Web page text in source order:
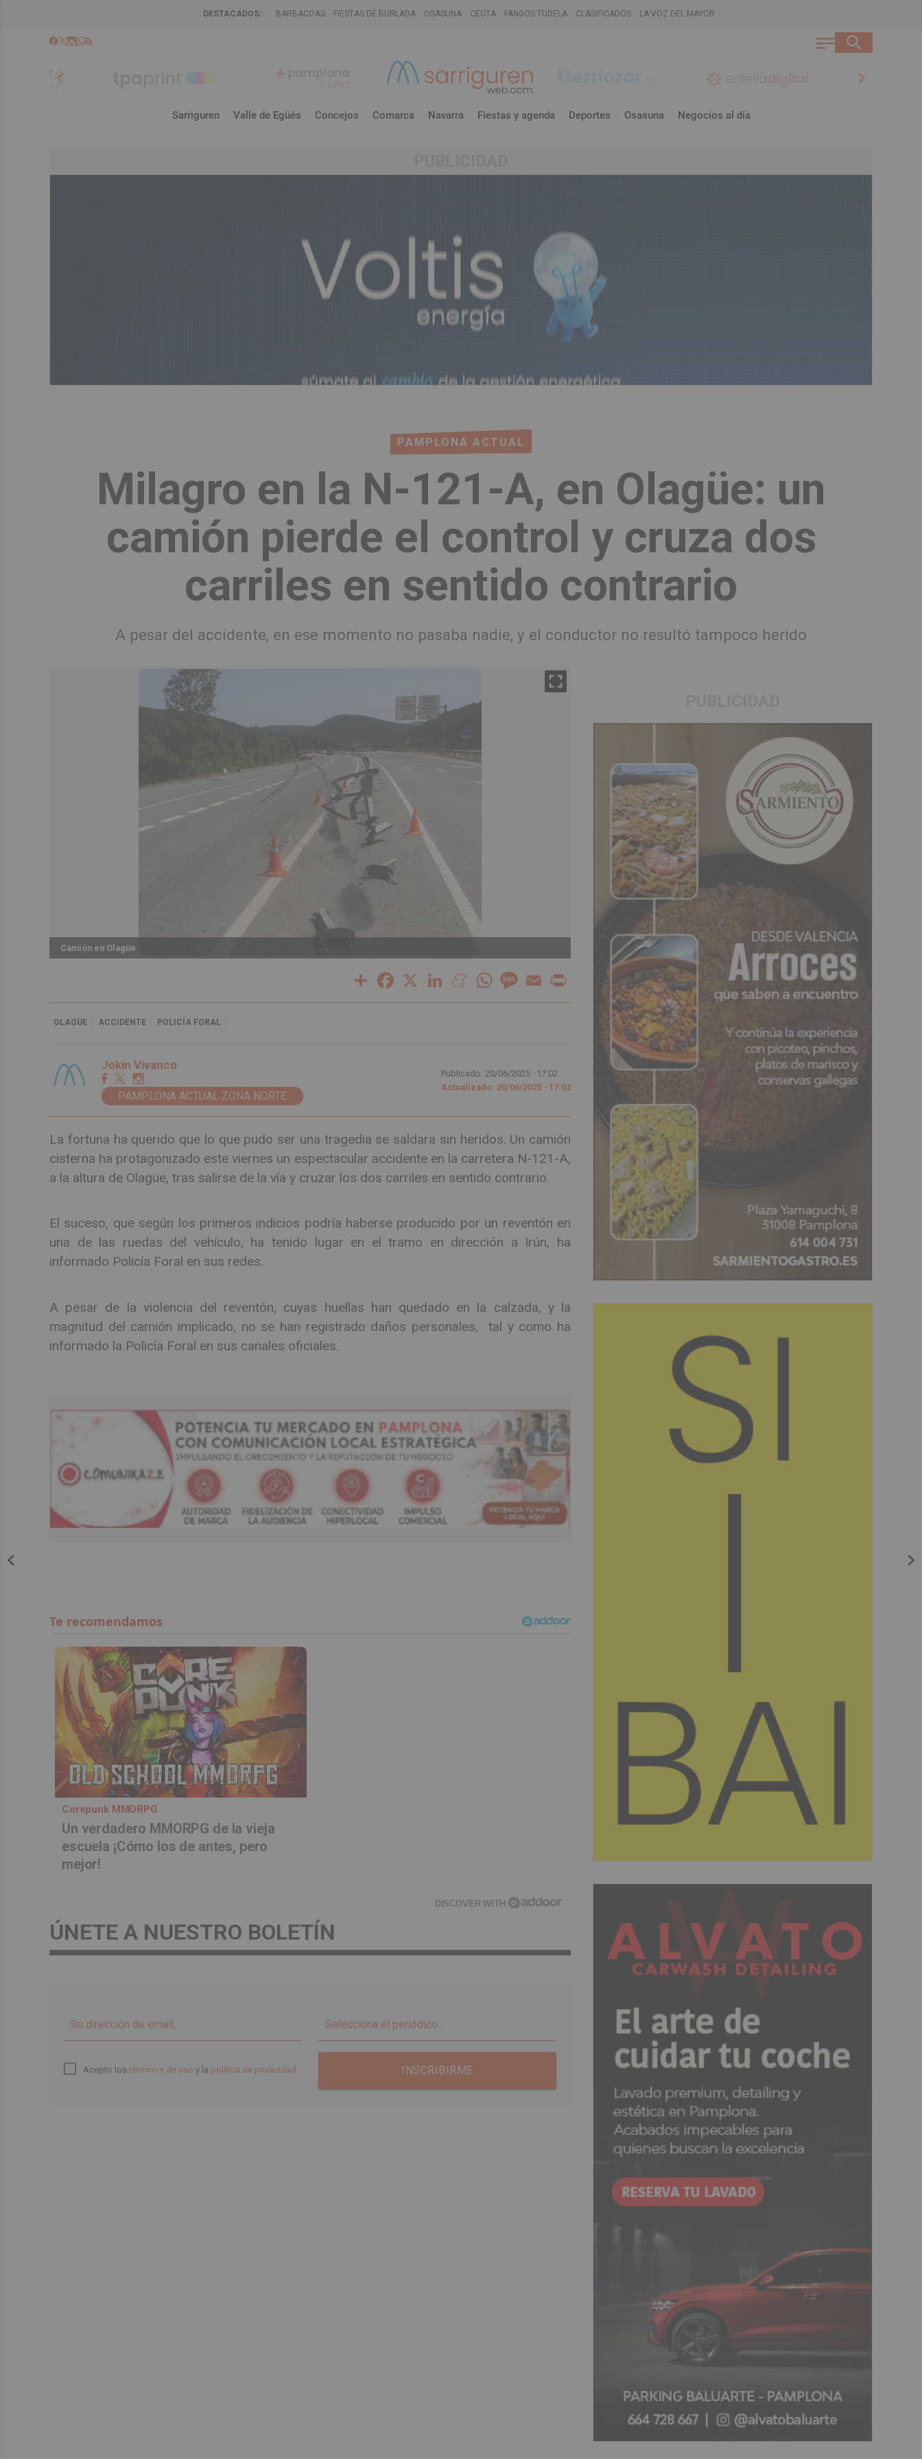
DESTACADOS: BARBACOAS FIESTAS DE BURLADA OSASUNA CEUTA FANGOS TUDELA CLASIFICADOS LA VOZ DEL MAYOR
chevron_left chevron_right
Sarriguren Valle de Egüés Concejos Comarca Navarra Fiestas y agenda Deportes Osasuna Negocios al día
PAMPLONA ACTUAL
Milagro en la N-121-A, en Olagüe: un
camión pierde el control y cruza dos
carriles en sentido contrario
A pesar del accidente, en ese momento no pasaba nadie, y el conductor no resultó tampoco herido
Camión en Olagüe Camión en Olagüe
Share Facebook LinkedInMeneameWhatsAppMessage
Email
OLAGÜE ACCIDENTE POLICÍA FORAL
Jokin Vivanco
PAMPLONA ACTUAL ZONA NORTE
Publicado: 20/06/2025 · 17:02
Actualizado: 20/06/2025 · 17:02
La fortuna ha querido que lo que pudo ser una tragedia se saldara sin heridos. Un camión
cisterna ha protagonizado este viernes un espectacular accidente en la carretera N-121-A,
a la altura de Olagüe, tras salirse de la vía y cruzar los dos carriles en sentido contrario.
El suceso, que según los primeros indicios podría haberse producido por un reventón en
una de las ruedas del vehículo, ha tenido lugar en el tramo en dirección a Irún, ha
informado Policía Foral en sus redes.
A pesar de la violencia del reventón, cuyas huellas han quedado en la calzada, y la
magnitud del camión implicado, no se han registrado daños personales, tal y como ha
informado la Policía Foral en sus canales oficiales.
Corepunk MMORPG
Un verdadero MMORPG de la vieja
escuela ¡Cómo los de antes, pero
mejor!
DISCOVER WITH
ÚNETE A NUESTRO BOLETÍN
Acepto los términos de uso y la política de privacidad INSCRIBIRME